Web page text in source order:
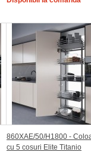
860XAE/50/H1800 -
cu 5 cosuri Elite Titanio